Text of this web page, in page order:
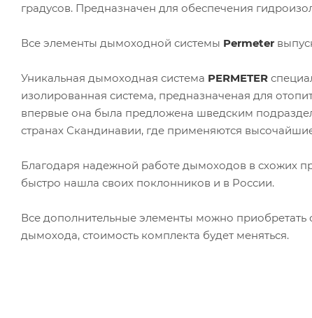
градусов. Предназначен для обеспечения
Все элементы дымоходной системы Permeter
Уникальная дымоходная система PERMETER
изолированная система, предназначеная для
впервые она была предложена шведским
странах Скандинавии, где применяются
Благодаря надежной работе дымоходов в схожих
быстро нашла своих поклонников и в России.
Все дополнительные элементы можно
дымохода, стоимость комплекта будет меняться.